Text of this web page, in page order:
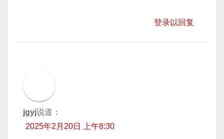
登录以回复
jgyj说道：
2025年2月20日 上午8:30